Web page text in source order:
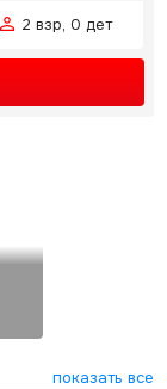
2 взр, 0 дет
показать все